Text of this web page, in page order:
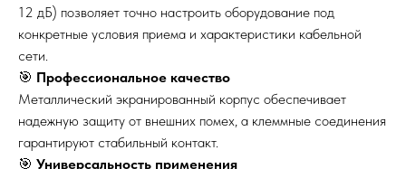
12 дБ) позволяет точно настроить оборудование под
конкретные условия приема и характеристики кабельной
сети.
🎯 Профессиональное качество
Металлический экранированный корпус обеспечивает
надежную защиту от внешних помех, а клеммные соединения
гарантируют стабильный контакт.
🎯 Универсальность применения